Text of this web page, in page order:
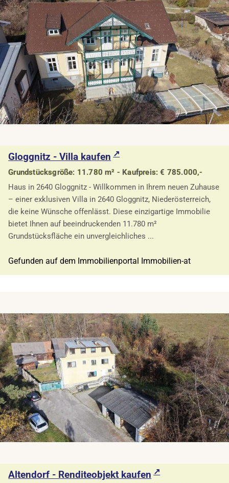
Gloggnitz - Villa kaufen
Grundstücksgröße: 11.780 m² - Kaufpreis: € 785.000,-
Haus in 2640 Gloggnitz - Willkommen in Ihrem neuen Zuhause
– einer exklusiven Villa in 2640 Gloggnitz, Niederösterreich,
die keine Wünsche offenlässt. Diese einzigartige Immobilie
bietet Ihnen auf beeindruckenden 11.780 m²
Grundstücksfläche ein unvergleichliches ...
Gefunden auf dem Immobilienportal Immobilien-at
Altendorf - Renditeobjekt kaufen